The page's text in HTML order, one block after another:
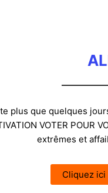
plus que quelques
VOTER POUR
extrêmes et
Cliquez